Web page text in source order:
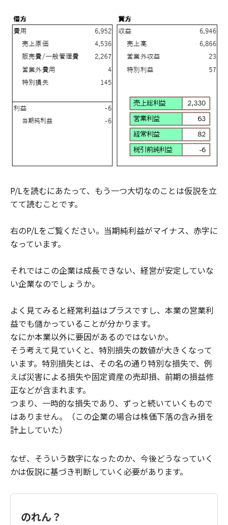
P/Lを読むにあたって、もう一つ大切なのことは仮説を立
てて読むことです。
右のP/Lをご覧ください。当期純利益がマイナス、赤字に
なっています。
それではこの企業は成長できない、経営が安定していな
い企業なのでしょうか。
よく見てみると経常利益はプラスですし、本業の営業利
益でも儲かっていることが分かります。
なにか本業以外に要因があるのではないか。
そう考えて見ていくと、特別損失の数値が大きくなって
います。特別損失とは、その名の通り特別な損失で、例
えば災害による損失や固定資産の売却損、前期の損益修
正などが含まれます。
つまり、一時的な損失であり、ずっと続いていくもので
はありません。（この企業の場合は株価下落の含み損を
計上していた）
なぜ、そういう数字になったのか、今後どうなっていく
かは仮説に基づき判断していく必要があります。
のれん？